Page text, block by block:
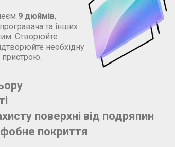
9 дюймів,
та інших
Створюйте
необхідну
пристрою.
поверхні від подряпин
покриття